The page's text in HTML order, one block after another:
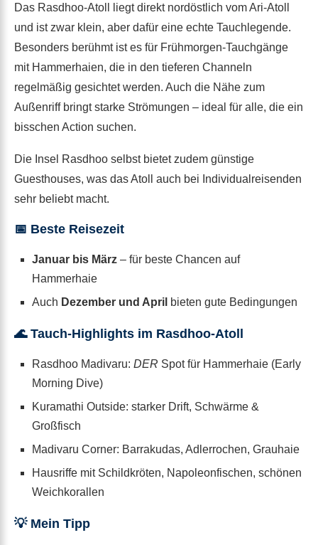
Das Rasdhoo-Atoll liegt direkt nordöstlich vom Ari-Atoll
und ist zwar klein, aber dafür eine echte Tauchlegende.
Besonders berühmt ist es für Frühmorgen-Tauchgänge
mit Hammerhaien, die in den tieferen Channeln
regelmäßig gesichtet werden. Auch die Nähe zum
Außenriff bringt starke Strömungen – ideal für alle, die ein
bisschen Action suchen.
Die Insel Rasdhoo selbst bietet zudem günstige
Guesthouses, was das Atoll auch bei Individualreisenden
sehr beliebt macht.
📅 Beste Reisezeit
Januar bis März – für beste Chancen auf
Hammerhaie
Auch Dezember und April bieten gute Bedingungen
🌊 Tauch-Highlights im Rasdhoo-Atoll
Rasdhoo Madivaru: DER Spot für Hammerhaie (Early
Morning Dive)
Kuramathi Outside: starker Drift, Schwärme &
Großfisch
Madivaru Corner: Barrakudas, Adlerrochen, Grauhaie
Hausriffe mit Schildkröten, Napoleonfischen, schönen
Weichkorallen
💡 Mein Tipp